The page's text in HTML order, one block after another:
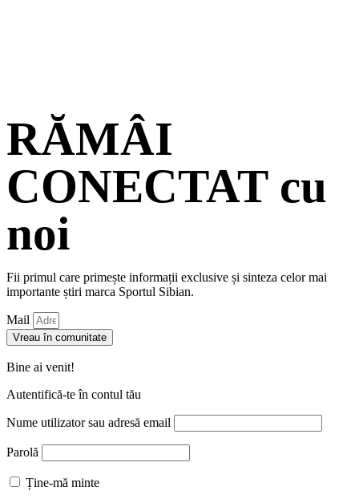
RĂMÂI
CONECTAT cu
noi
Fii primul care primește informații exclusive și sinteza celor mai
importante știri marca Sportul Sibian.
Mail
Vreau în comunitate
Bine ai venit!
Autentifică-te în contul tău
Nume utilizator sau adresă email
Parolă
Ține-mă minte